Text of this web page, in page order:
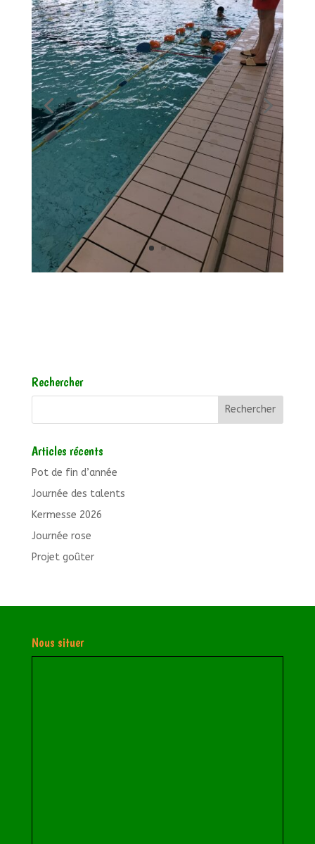
Rechercher
Articles récents
Pot de fin d’année
Journée des talents
Kermesse 2026
Journée rose
Projet goûter
Nous situer